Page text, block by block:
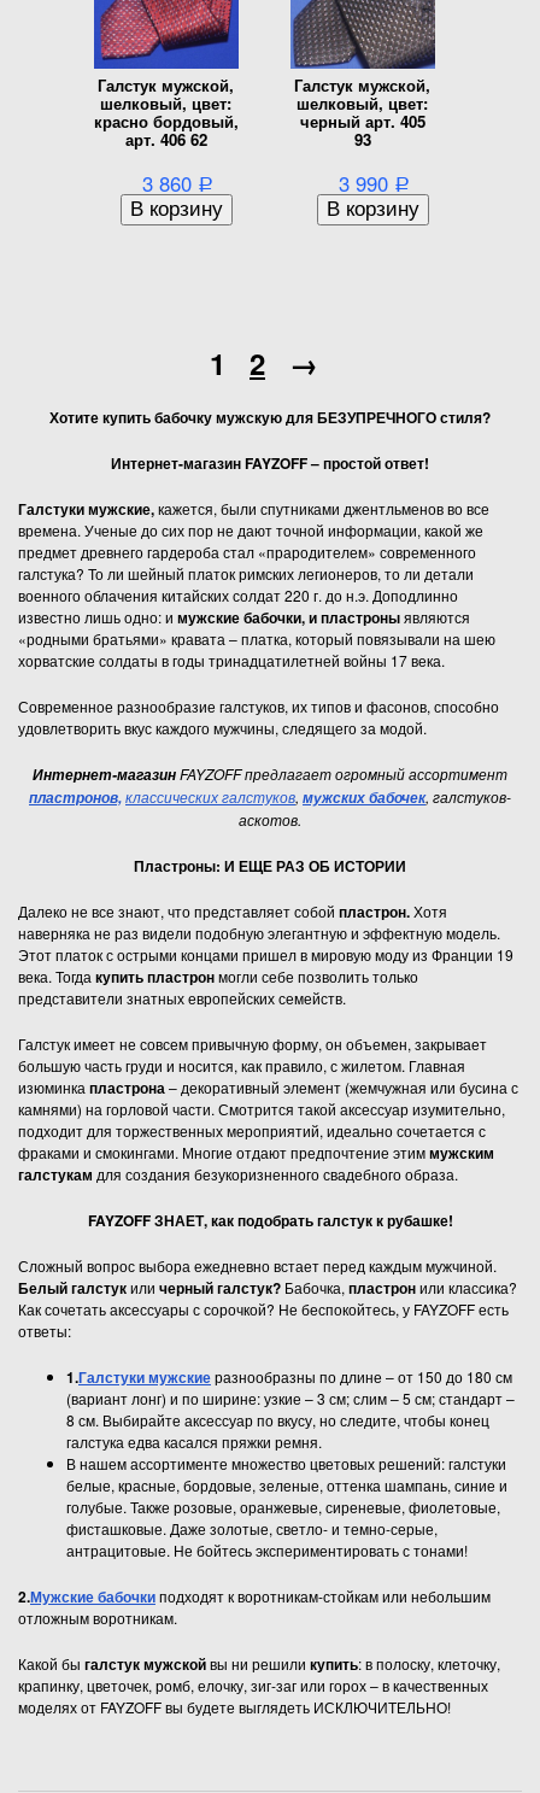
Галстук мужской,
шелковый, цвет:
красно бордовый,
арт. 406 62
3 860 Р
Галстук мужской,
шелковый, цвет:
черный арт. 405
93
3 990 Р
1 2 →
Хотите купить бабочку мужскую для БЕЗУПРЕЧНОГО стиля?
Интернет-магазинFAYZOFF – простой ответ!
Галстуки мужские,кажется, были спутниками джентльменов во все
времена. Ученые до сих пор не дают точной информации, какой же
предмет древнего гардероба стал «прародителем» современного
галстука? То ли шейный платок римских легионеров, то ли детали
военного облачения китайских солдат 220 г. до н.э. Доподлинно
известно лишь одно: и мужские бабочки, и пластроныявляются
«родными братьями» кравата – платка, который повязывали на шею
хорватские солдаты в годы тринадцатилетней войны 17 века.
Современное разнообразие галстуков, их типов и фасонов, способно
удовлетворить вкус каждого мужчины, следящего за модой.
Интернет-магазинFAYZOFF предлагает огромный ассортимент
пластронов,классических галстуков, мужских бабочек, галстуков-
аскотов.
Пластроны: И ЕЩЕ РАЗ ОБ ИСТОРИИ
Далеко не все знают, что представляет собой пластрон.Хотя
наверняка не раз видели подобную элегантную и эффектную модель.
Этот платок с острыми концами пришел в мировую моду из Франции 19
века. Тогда купить пластронмогли себе позволить только
представители знатных европейских семейств.
Галстук имеет не совсем привычную форму, он объемен, закрывает
большую часть груди и носится, как правило, с жилетом. Главная
изюминка пластрона– декоративный элемент (жемчужная или бусина с
камнями) на горловой части. Смотрится такой аксессуар изумительно,
подходит для торжественных мероприятий, идеально сочетается с
фраками и смокингами. Многие отдают предпочтение этиммужским
галстукам для создания безукоризненного свадебного образа.
FAYZOFF ЗНАЕТ, как подобрать галстук к рубашке!
Сложный вопрос выбора ежедневно встает перед каждым мужчиной.
Белый галстукили черный галстук? Бабочка, пластронили классика?
Как сочетать аксессуары с сорочкой? Не беспокойтесь, у FAYZOFF есть
ответы:
1.Галстуки мужскиеразнообразны по длине – от 150 до 180 см
(вариант лонг) и по ширине: узкие – 3 см; слим – 5 см; стандарт –
8 см. Выбирайте аксессуар по вкусу, но следите, чтобы конец
галстука едва касался пряжки ремня.
В нашем ассортименте множество цветовых решений: галстуки
белые, красные, бордовые, зеленые, оттенка шампань, синие и
голубые. Также розовые, оранжевые, сиреневые, фиолетовые,
фисташковые. Даже золотые, светло- и темно-серые,
антрацитовые. Не бойтесь экспериментировать с тонами!
2.Мужские бабочкиподходят к воротникам-стойкам или небольшим
отложным воротникам.
Какой бы галстук мужскойвы ни решили купить: в полоску, клеточку,
крапинку, цветочек, ромб, елочку, зиг-заг или горох – в качественных
моделях от FAYZOFF вы будете выглядеть ИСКЛЮЧИТЕЛЬНО!